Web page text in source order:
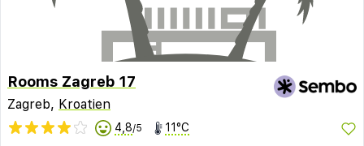
Rooms Zagreb 17
Zagreb, Kroatien
4,8/5 11°C